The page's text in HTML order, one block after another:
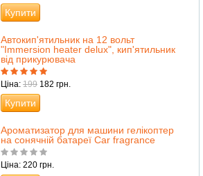
Купити
Автокип'ятильник на 12 вольт
"Immersion heater delux", кип'ятильник
від прикурювача
Ціна: 199 182 грн.
Купити
Ароматизатор для машини гелікоптер
на сонячній батареї Car fragrance
Ціна: 220 грн.